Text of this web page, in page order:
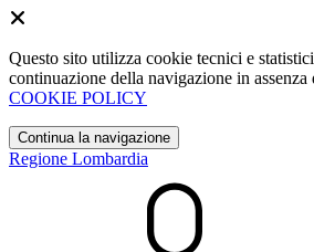
Questo sito utilizza cookie tecnici e
continuazione della navigazione in
COOKIE POLICY
Continua la navigazione
Regione Lombardia